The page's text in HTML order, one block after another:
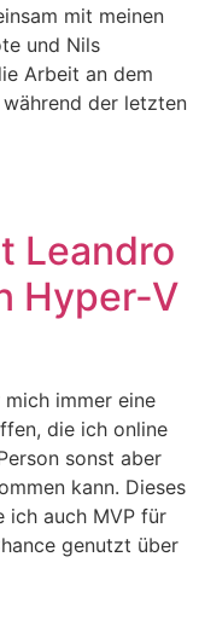
mit meinen
und Nils
Arbeit an dem
der letzten
Leandro
Hyper-V
immer eine
die ich online
sonst aber
kann. Dieses
ich auch MVP für
genutzt über